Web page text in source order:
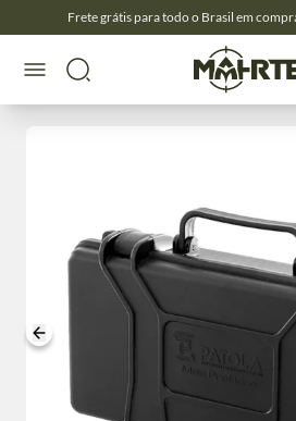
Frete grátis para todo o Brasil em